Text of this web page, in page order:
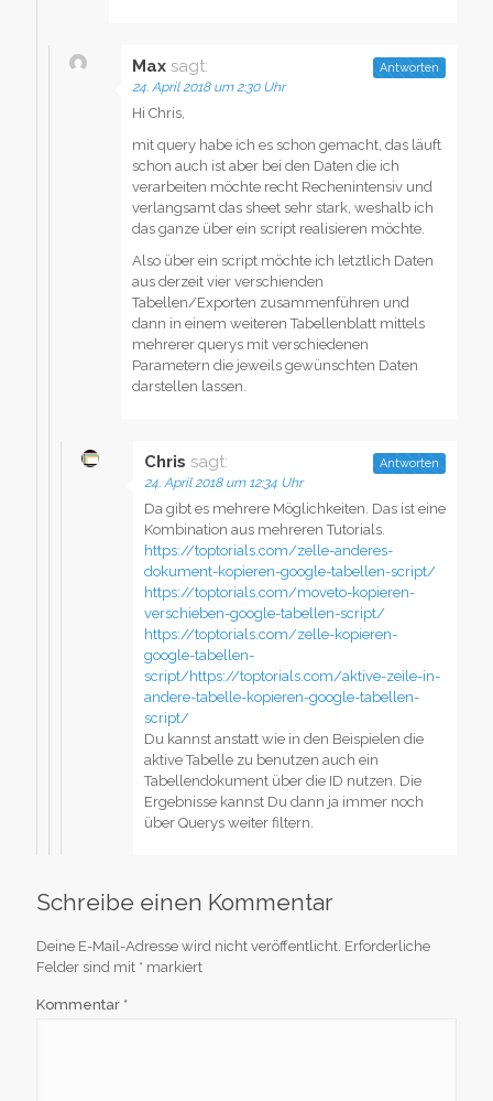
Max sagt:
24. April 2018 um 2:30 Uhr
Hi Chris,
mit query habe ich es schon gemacht, das läuft
schon auch ist aber bei den Daten die ich
verarbeiten möchte recht Rechenintensiv und
verlangsamt das sheet sehr stark, weshalb ich
das ganze über ein script realisieren möchte.
Also über ein script möchte ich letztlich Daten
aus derzeit vier verschienden
Tabellen/Exporten zusammenführen und
dann in einem weiteren Tabellenblatt mittels
mehrerer querys mit verschiedenen
Parametern die jeweils gewünschten Daten
darstellen lassen.
Antworten
Chris sagt:
24. April 2018 um 12:34 Uhr
Da gibt es mehrere Möglichkeiten. Das ist eine
Kombination aus mehreren Tutorials.
https://toptorials.com/zelle-anderes-
dokument-kopieren-google-tabellen-script/
https://toptorials.com/moveto-kopieren-
verschieben-google-tabellen-script/
https://toptorials.com/zelle-kopieren-
google-tabellen-
script/https://toptorials.com/aktive-zeile-in-
andere-tabelle-kopieren-google-tabellen-
script/
Du kannst anstatt wie in den Beispielen die
aktive Tabelle zu benutzen auch ein
Tabellendokument über die ID nutzen. Die
Ergebnisse kannst Du dann ja immer noch
über Querys weiter filtern.
Antworten
Schreibe einen Kommentar
Deine E-Mail-Adresse wird nicht veröffentlicht. Erforderliche
Felder sind mit * markiert
Kommentar *